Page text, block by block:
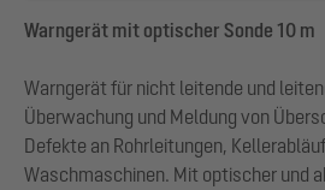
Warngerät mit optischer Sonde 10 m
Warngerät für nicht leitende und
Überwachung und Meldung von
Defekte an Rohrleitungen,
Waschmaschinen. Mit optischer und